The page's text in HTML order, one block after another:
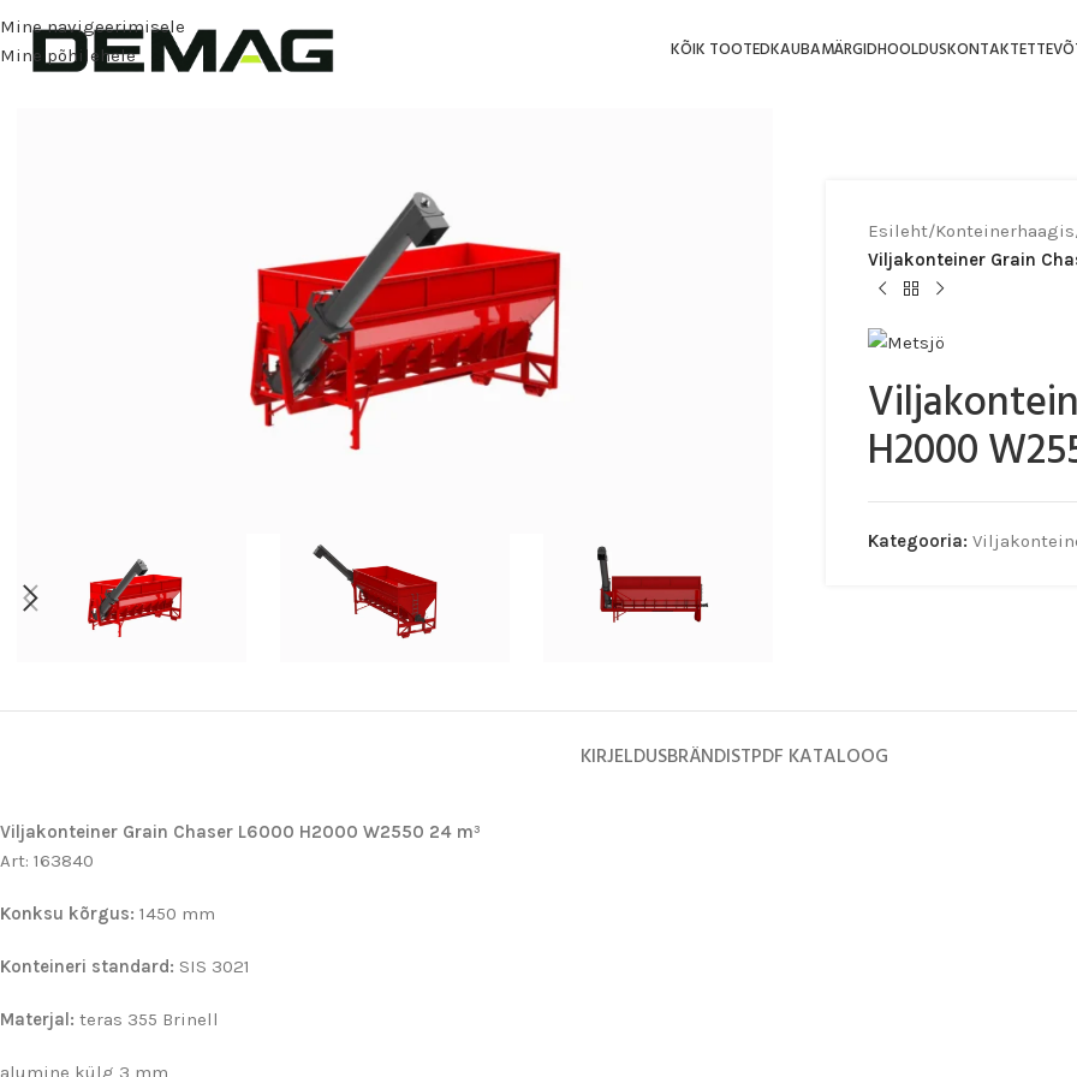
Mine navigeerimisele
Mine põhilehele
KÕIK TOOTEDKAUBAMÄRGIDHOOLDUSKONTAKT
Esileht/Konteinerhaagis
Viljakonteiner Grain
H2000
Kategooria:
KIRJELDUSBRÄNDISTPDF KATALOOG
Viljakonteiner Grain Chaser L6000 H2000 W2550 24 m³
Art: 163840
Konksu kõrgus: 1450 mm
Konteineri standard: SIS 3021
Materjal: teras 355 Brinell
alumine külg 3 mm